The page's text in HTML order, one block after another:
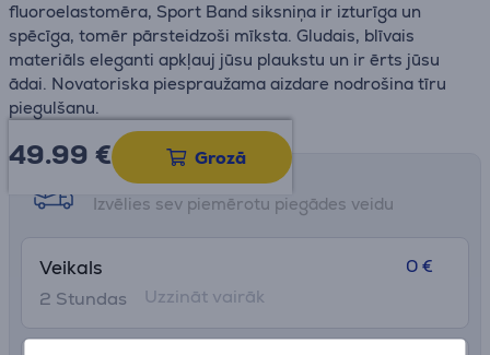
fluoroelastomēra, Sport Band siksniņa ir izturīga un
spēcīga, tomēr pārsteidzoši mīksta. Gludais, blīvais
materiāls eleganti apkļauj jūsu plaukstu un ir ērts jūsu
ādai. Novatoriska piespraužama aizdare nodrošina tīru
piegulšanu.
49.99 € Grozā
Saņemšanas iespējas
Izvēlies sev piemērotu piegādes veidu
Veikals
2 Stundas
0 €
Uzzināt vairāk